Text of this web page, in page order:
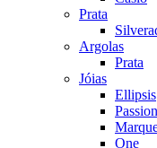
Prata
Argolas
Prata
Jóias
Ellipsis
One